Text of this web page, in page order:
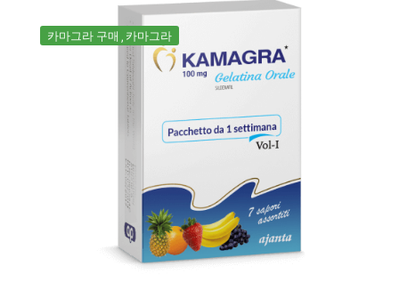
카마그라 구매 카마그라